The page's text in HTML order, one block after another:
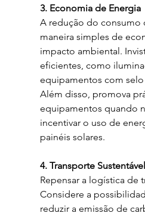
3. Economia de Energia
A redução do consumo
maneira simples de
impacto ambiental.
eficientes, como
equipamentos com
Além disso, promova
equipamentos quando
incentivar o uso de
painéis solares.
4. Transporte Sustentável
Repensar a logística de
Considere a
reduzir a emissão de